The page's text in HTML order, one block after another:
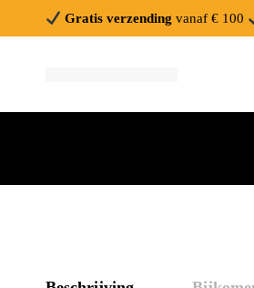
Gratis verzending vanaf € 100